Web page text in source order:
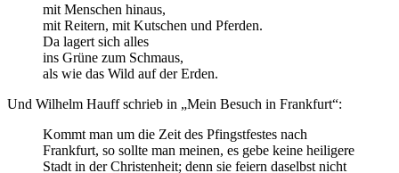
mit Menschen hinaus,
mit Reitern, mit Kutschen und Pferden.
Da lagert sich alles
ins Grüne zum Schmaus,
als wie das Wild auf der Erden.
Und Wilhelm Hauff schrieb in „Mein Besuch in Frankfurt“:
Kommt man um die Zeit des Pfingstfestes nach
Frankfurt, so sollte man meinen, es gebe keine heiligere
Stadt in der Christenheit; denn sie feiern daselbst nicht